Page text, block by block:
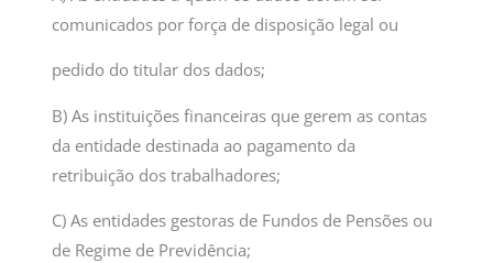
comunicados por força de disposição legal ou
pedido do titular dos dados;
B) As instituições financeiras que gerem as contas
da entidade destinada ao pagamento da
retribuição dos trabalhadores;
C) As entidades gestoras de Fundos de Pensões ou
de Regime de Previdência;